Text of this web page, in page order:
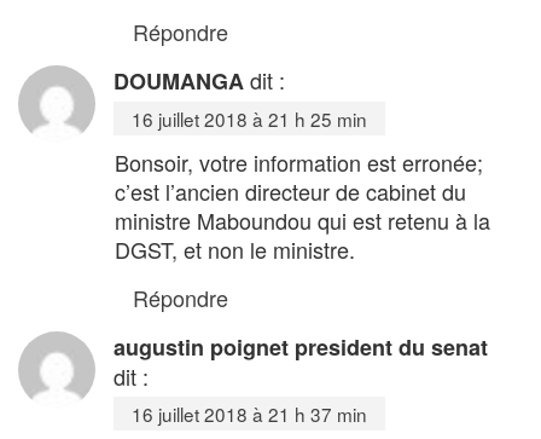
Répondre
DOUMANGAdit :
16 juillet 2018 à 21 h 25 min
Bonsoir, votre information est erronée;
c’est l’ancien directeur de cabinet du
ministre Maboundou qui est retenu à la
DGST, et non le ministre.
Répondre
augustin poignet president du senat
dit :
16 juillet 2018 à 21 h 37 min